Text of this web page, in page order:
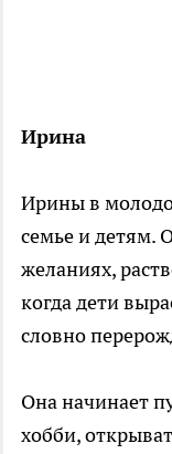
Ирина
Ирины в
семье и детям.
желаниях,
когда дети
словно
Она начинает
хобби,